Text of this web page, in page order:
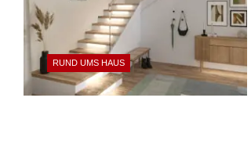
RUND UMS HAUS